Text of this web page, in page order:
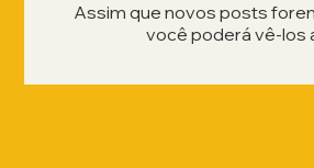
Assim que novos posts
você poderá vê-los